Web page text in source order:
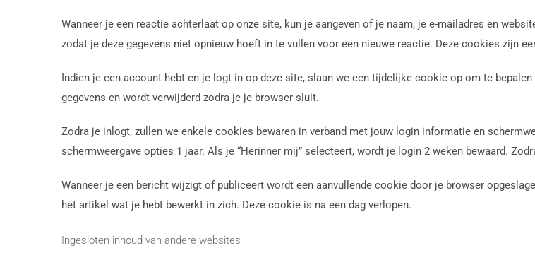
Wanneer je een reactie achterlaat op onze site, kun je aangeven of je naam, je e-mailadres en
zodat je deze gegevens niet opnieuw hoeft in te vullen voor een nieuwe reactie. Deze cookies zijn
Indien je een account hebt en je logt in op deze site, slaan we een tijdelijke cookie op om te
gegevens en wordt verwijderd zodra je je browser sluit.
Zodra je inlogt, zullen we enkele cookies bewaren in verband met jouw login informatie en
schermweergave opties 1 jaar. Als je “Herinner mij” selecteert, wordt je login 2 weken bewaard.
Wanneer je een bericht wijzigt of publiceert wordt een aanvullende cookie door je browser
het artikel wat je hebt bewerkt in zich. Deze cookie is na een dag verlopen.
Ingesloten inhoud van andere websites